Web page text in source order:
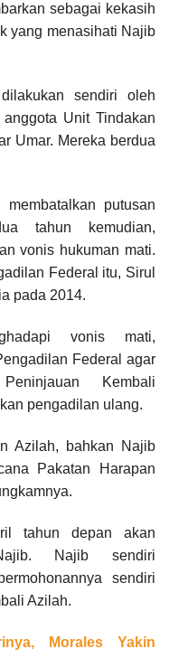
sebagai kekasih
yang menasihati Najib
sendiri oleh
Unit Tindakan
Umar. Mereka berdua
putusan
tahun kemudian,
vonis hukuman mati.
Federal itu, Sirul
pada 2014.
vonis mati,
Federal agar
Kembali
pengadilan ulang.
Azilah, bahkan Najib
Pakatan Harapan
tahun depan akan
Najib sendiri
sendiri
Azilah.
Morales Yakin